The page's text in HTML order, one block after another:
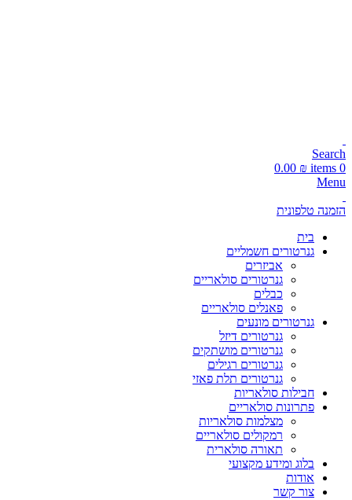
Search
0
items
0.00 ₪
Menu
הזמנה טלפונית
בית
גנרטורים חשמליים
אביזרים
גנרטורים סולאריים
כבלים
פאנלים סולאריים
גנרטורים מונעים
גנרטורים דיזל
גנרטורים מושתקים
גנרטורים רגילים
גנרטורים תלת פאזי
חבילות סולאריות
פתרונות סולאריים
מצלמות סולאריות
רמקולים סולאריים
תאורה סולארית
בלוג ומידע מקצועי
אודות
צור קשר